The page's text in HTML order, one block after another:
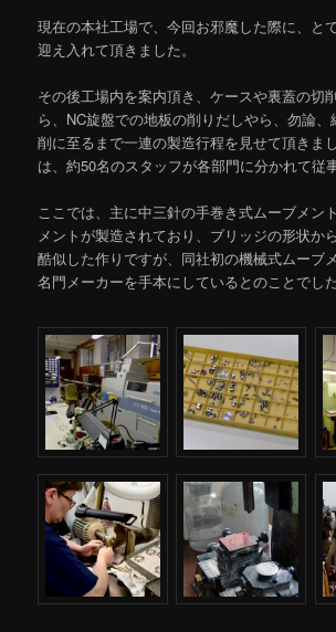
現在の本社工場で、今回お邪魔した際に、と
迎え入れて頂きました。
その後工場内を案内頂き、ケースや裏蓋の切
ら、NC旋盤での地板の削りだしやら、勿論
削に至るまで一連の製造行程を見せて頂きま
は、約50名のスタッフが各部門に分かれて従
ここでは、主に中三針の手巻き式ムーブメン
メントが製造されており、ブリッジの形状か
酷似した作りですが、同社初の機械式ムーブ
名門メーカーを手本にしているとのことでした